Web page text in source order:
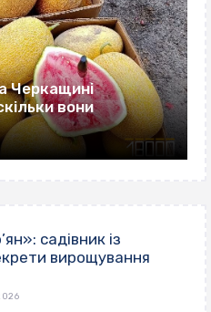
Черкащині
вони
садівник із
вирощування